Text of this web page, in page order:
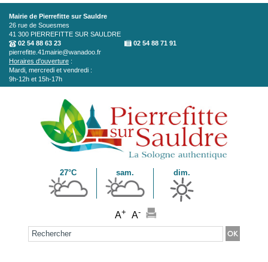
Aller au contenu principal
Mairie de Pierrefitte sur Sauldre
26 rue de Souesmes
41 300 PIERREFITTE SUR SAULDRE
02 54 88 63 23
02 54 88 71 91
pierrefitte.41mairie@wanadoo.fr
Horaires d'ouverture :
Mardi, mercredi et vendredi :
9h-12h et 15h-17h
27°C sam. dim.
A+ A-
Formulaire de recherche